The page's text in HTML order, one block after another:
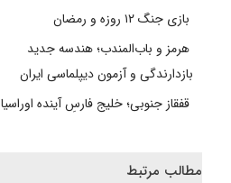
بازی جنگ ۱۲ روزه و رمضان
هرمز و باب‌المندب؛ هندسه جدید
بازدارندگی و آزمون دیپلماسی ایران
قفقاز جنوبی؛ خلیج فارسِ آینده اوراسیا
مطالب مرتبط